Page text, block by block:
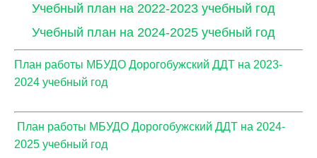
Учебный план на 2022-2023 учебный год
Учебный план на 2024-2025 учебный год
План работы МБУДО Дорогобужский ДДТ на 2023-
2024 учебный год
План работы МБУДО Дорогобужский ДДТ на 2024-
2025 учебный год